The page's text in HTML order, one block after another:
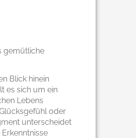
gemütliche
Blick hinein
es sich um ein
Lebens
oder
unterscheidet